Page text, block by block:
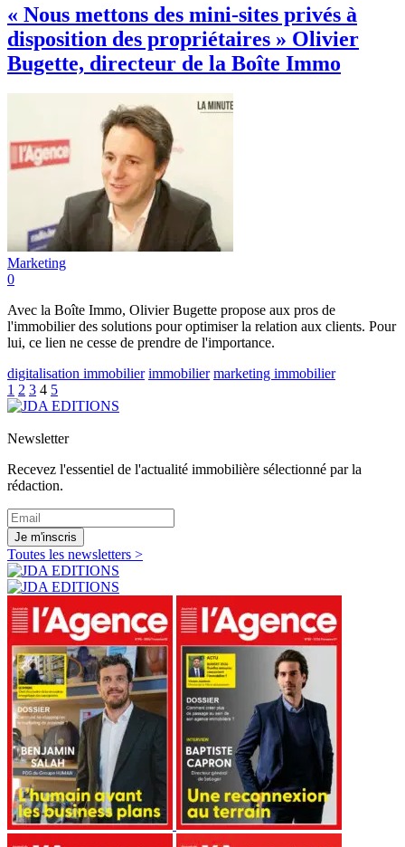
« Nous mettons des mini-sites privés à
disposition des propriétaires » Olivier
Bugette, directeur de la Boîte Immo
Marketing
0
Avec la Boîte Immo, Olivier Bugette propose aux pros de
l'immobilier des solutions pour optimiser la relation aux clients. Pour
lui, ce lien ne cesse de prendre de l'importance.
digitalisation immobilier immobilier marketing immobilier
1 2 3 4 5
Newsletter
Recevez l'essentiel de l'actualité immobilière sélectionné par la
rédaction.
Je m'inscris
Toutes les newsletters >